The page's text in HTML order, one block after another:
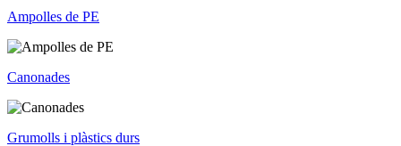
Ampolles de PE
Canonades
Grumolls i plàstics durs